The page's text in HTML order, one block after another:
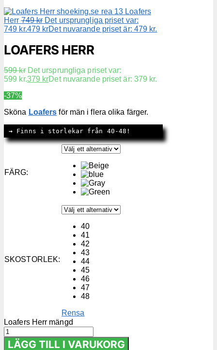
Loafers
Herr 749kr Det ursprungliga priset var:
749 kr.479 krDet nuvarande priset är: 479 kr.
LOAFERS HERR
599kr Det ursprungliga priset var:
599 kr.379 krDet nuvarande priset är: 379 kr.
-37%
Sköna Loafers för män i flera olika färger.
→ Finns i storlekar från 40-48!
FÄRG:
SKOSTORLEK:
40
41
42
43
44
45
46
47
48
Rensa
Loafers Herr mängd
LÄGG TILL I VARUKORG